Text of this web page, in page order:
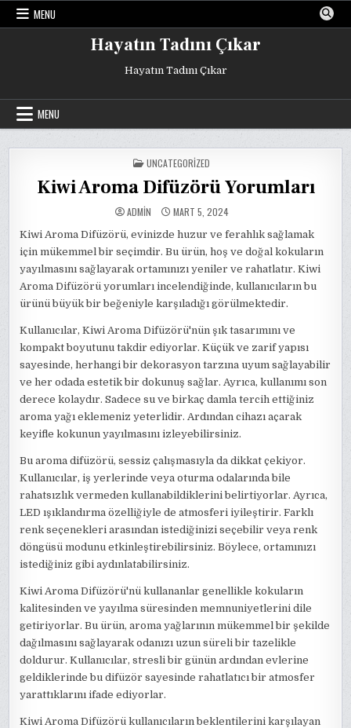
Skip
MENU
Hayatın Tadını Çıkar
Hayatın Tadını Çıkar
MENU
POSTED
IN
UNCATEGORIZED
Kiwi Aroma Difüzörü Yorumları
ADMIN MART 5, 2024
Kiwi Aroma Difüzörü, evinizde huzur ve ferahlık sağlamak
için mükemmel bir seçimdir. Bu ürün, hoş ve doğal kokuların
yayılmasını sağlayarak ortamınızı yeniler ve rahatlatır. Kiwi
Aroma Difüzörü yorumları incelendiğinde, kullanıcıların bu
ürünü büyük bir beğeniyle karşıladığı görülmektedir.
Kullanıcılar, Kiwi Aroma Difüzörü'nün şık tasarımını ve
kompakt boyutunu takdir ediyorlar. Küçük ve zarif yapısı
sayesinde, herhangi bir dekorasyon tarzına uyum sağlayabilir
ve her odada estetik bir dokunuş sağlar. Ayrıca, kullanımı son
derece kolaydır. Sadece su ve birkaç damla tercih ettiğiniz
aroma yağı eklemeniz yeterlidir. Ardından cihazı açarak
keyifle kokunun yayılmasını izleyebilirsiniz.
Bu aroma difüzörü, sessiz çalışmasıyla da dikkat çekiyor.
Kullanıcılar, iş yerlerinde veya oturma odalarında bile
rahatsızlık vermeden kullanabildiklerini belirtiyorlar. Ayrıca,
LED ışıklandırma özelliğiyle de atmosferi iyileştirir. Farklı
renk seçenekleri arasından istediğinizi seçebilir veya renk
döngüsü modunu etkinleştirebilirsiniz. Böylece, ortamınızı
istediğiniz gibi aydınlatabilirsiniz.
Kiwi Aroma Difüzörü'nü kullananlar genellikle kokuların
kalitesinden ve yayılma süresinden memnuniyetlerini dile
getiriyorlar. Bu ürün, aroma yağlarının mükemmel bir şekilde
dağılmasını sağlayarak odanızı uzun süreli bir tazelikle
doldurur. Kullanıcılar, stresli bir günün ardından evlerine
geldiklerinde bu difüzör sayesinde rahatlatıcı bir atmosfer
yarattıklarını ifade ediyorlar.
Kiwi Aroma Difüzörü kullanıcıların beklentilerini karşılayan